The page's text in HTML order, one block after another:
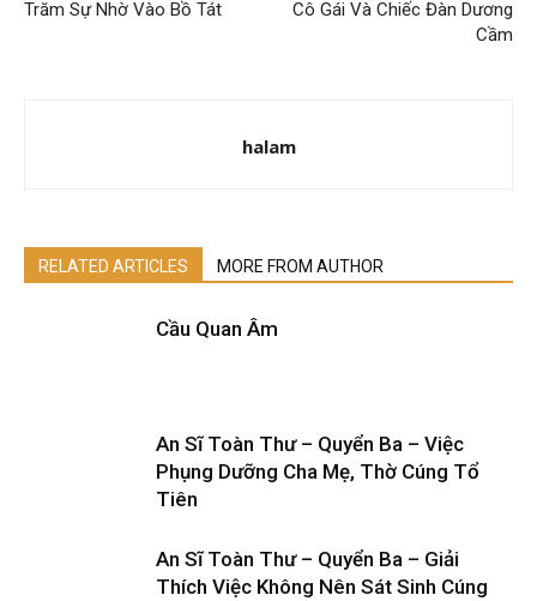
Trăm Sự Nhờ Vào Bồ Tát
Cô Gái Và Chiếc Đàn Dương
Cầm
halam
RELATED ARTICLES MORE FROM AUTHOR
Cầu Quan Âm
An Sĩ Toàn Thư – Quyển Ba – Việc
Phụng Dưỡng Cha Mẹ, Thờ Cúng Tổ
Tiên
An Sĩ Toàn Thư – Quyển Ba – Giải
Thích Việc Không Nên Sát Sinh Cúng